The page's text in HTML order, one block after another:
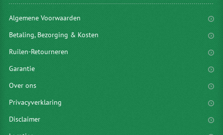
Algemene Voorwaarden
Betaling, Bezorging & Kosten
Ruilen-Retourneren
Garantie
Over ons
Privacyverklaring
Disclaimer